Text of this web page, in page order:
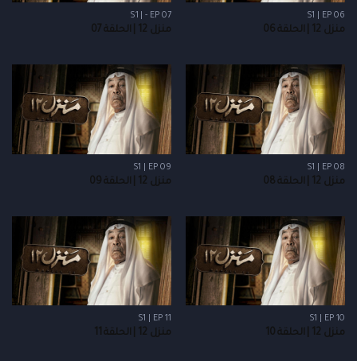
S1 | EP 06
منزل 12 | الحلقة 06
S1 | - EP 07
منزل 12 | الحلقة 07
S1 | EP 08
منزل 12 | الحلقة 08
S1 | EP 09
منزل 12 | الحلقة 09
S1 | EP 10
منزل 12 | الحلقة 10
S1 | EP 11
منزل 12 | الحلقة 11